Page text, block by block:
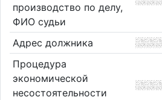
производство по делу,
ФИО судьи
Адрес должника
Процедура
экономической
несостоятельности